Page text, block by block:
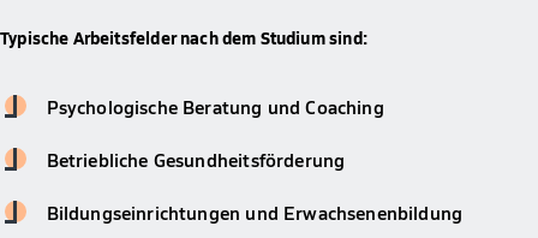
Typische Arbeitsfelder nach dem Studium sind:
Psychologische Beratung und Coaching
Betriebliche Gesundheitsförderung
Bildungseinrichtungen und Erwachsenenbildung